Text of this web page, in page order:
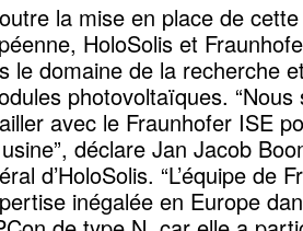
la mise en place de
HoloSolis et
le domaine de la recherche
photovoltaïques.
avec le Fraunhofer ISE
déclare Jan Jacob
d’HoloSolis. “L’équipe de
inégalée en Europe